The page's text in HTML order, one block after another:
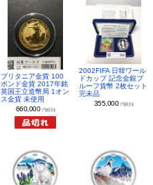
ブリタニア金貨 100
ポンド金貨 2017年銘
英国王立造幣局 1オン
ス金貨 未使用
660,000 円(税別)
2002FIFA 日韓ワール
ドカップ 記念金銀プ
ルーフ貨幣 2枚セット
完未品
355,000 円(税別)